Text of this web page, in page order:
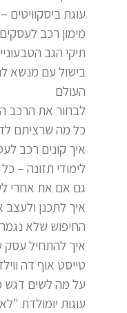
עוגת
מימון רכב
תיקי הגב
בישול עם מנשא
העולם
לבחור את הרכב
כל מה שרציתם
איך קונים רכב
לימודי תזונה –
גם אם את אחרי
איך לתכנן
החיפוש שלא
איך להתחיל עסק
טייסט אוף דה
על מה לשים דגש
עוגות יומולדת